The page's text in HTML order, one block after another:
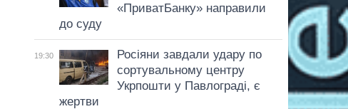
«ПриватБанку» направили
до суду
19:30
Росіяни завдали удару по
сортувальному центру
Укрпошти у Павлограді, є
жертви